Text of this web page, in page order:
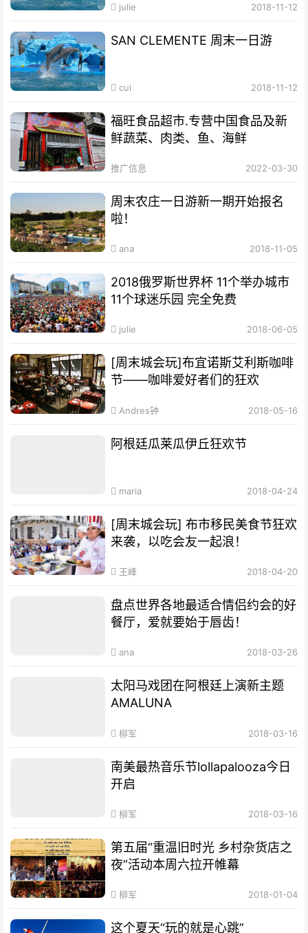
julie 2018-11-12
SAN CLEMENTE 周末一日游
cui 2018-11-12
福旺食品超市.专营中国食品及新
鲜蔬菜、肉类、鱼、海鲜
推广信息 2022-03-30
周末农庄一日游新一期开始报名
啦！
ana 2018-11-05
2018俄罗斯世界杯 11个举办城市
11个球迷乐园 完全免费
julie 2018-06-05
[周末城会玩]布宜诺斯艾利斯咖啡
节——咖啡爱好者们的狂欢
Andres钟 2018-05-16
阿根廷瓜莱瓜伊丘狂欢节
maria 2018-04-24
[周末城会玩] 布市移民美食节狂欢
来袭，以吃会友一起浪！
王峰 2018-04-20
盘点世界各地最适合情侣约会的好
餐厅，爱就要始于唇齿！
ana 2018-03-26
太阳马戏团在阿根廷上演新主题
AMALUNA
柳军 2018-03-16
南美最热音乐节lollapalooza今日
开启
柳军 2018-03-16
第五届“重温旧时光 乡村杂货店之
夜”活动本周六拉开帷幕
柳军 2018-01-04
这个夏天“玩的就是心跳”